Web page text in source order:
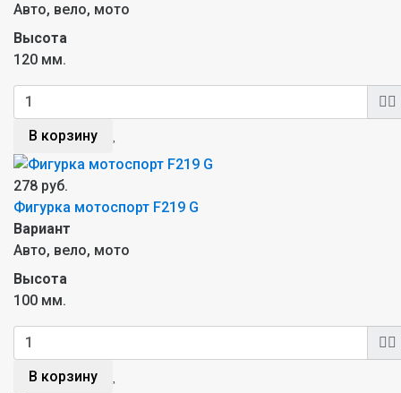
Авто, вело, мото
Высота
120 мм.
В корзину
278 руб.
Фигурка мотоспорт F219 G
Вариант
Авто, вело, мото
Высота
100 мм.
В корзину